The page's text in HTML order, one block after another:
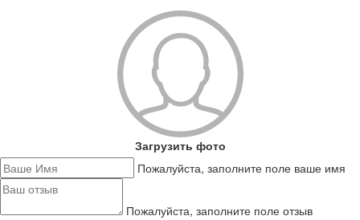
Загрузить фото
Пожалуйста, заполните поле ваше имя
Пожалуйста, заполните поле отзыв